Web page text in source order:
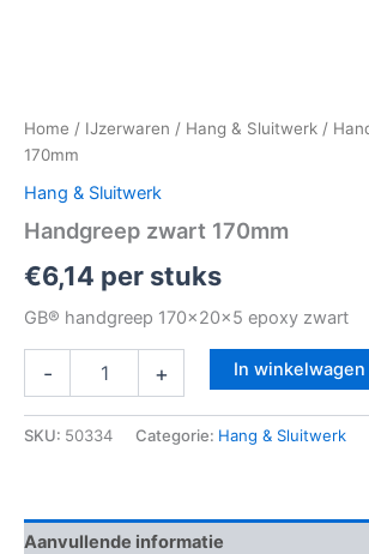
Home / IJzerwaren / Hang & Sluitwerk /
170mm
Hang & Sluitwerk
Handgreep zwart 170mm
€6,14 per stuks
GB® handgreep 170x20x5 epoxy zwart
- + In winkelwagen
SKU: 50334 Categorie: Hang & Sluitwerk
Aanvullende informatie